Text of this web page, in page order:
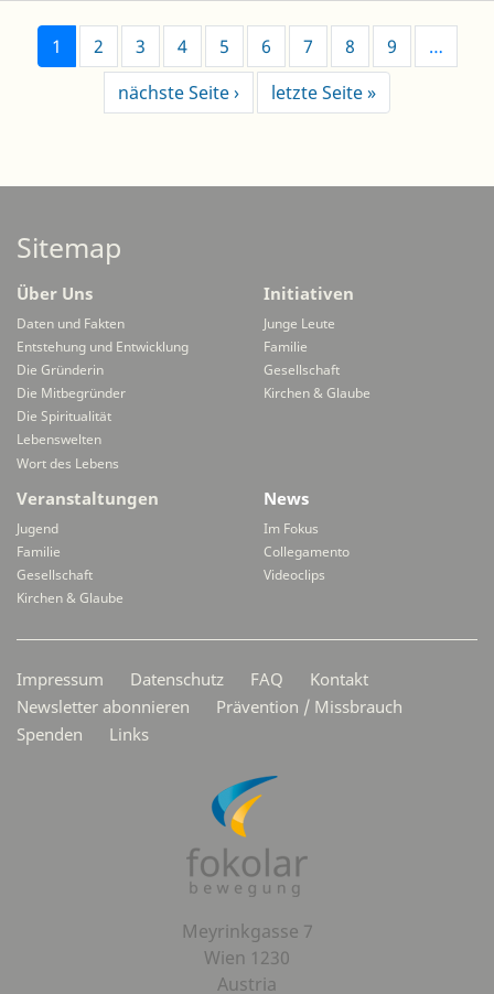
1 2 3 4 5 6 7 8 9
…
nächste Seite ›Next page
letzte Seite »Last page
Sitemap
Über Uns
Daten und Fakten
Entstehung und Entwicklung
Die Gründerin
Die Mitbegründer
Die Spiritualität
Lebenswelten
Wort des Lebens
Initiativen
Junge Leute
Familie
Gesellschaft
Kirchen & Glaube
Veranstaltungen
Jugend
Familie
Gesellschaft
Kirchen & Glaube
News
Im Fokus
Collegamento
Videoclips
Impressum Datenschutz FAQ
Kontakt
Newsletter abonnieren
Prävention / Missbrauch
Spenden
Links
Meyrinkgasse 7
Wien 1230
Austria